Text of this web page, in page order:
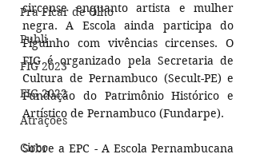
Pra Ficar de Olho
Publi
FIG 2023
FIG 2022
Atrações
Circo
circense enquanto artista e mulher
negra. A Escola ainda participa do
Figuinho com vivências circenses. O
FIG é organizado pela Secretaria de
Cultura de Pernambuco (Secult-PE) e
Fundação do Patrimônio Histórico e
Artístico de Pernambuco (Fundarpe).
Sobre a EPC - A Escola Pernambucana